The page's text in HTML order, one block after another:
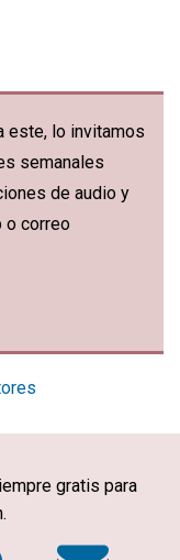
este, lo invitamos
semanales
de audio y
o correo
gratis para